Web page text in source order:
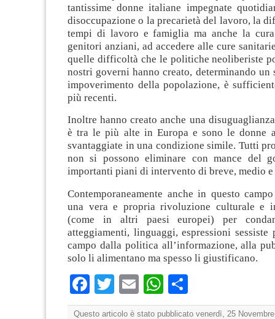
tantissime donne italiane impegnate
disoccupazione o la precarietà del lavoro, la
tempi di lavoro e famiglia ma anche la
genitori anziani, ad accedere alle cure
quelle difficoltà che le politiche neoliberiste
nostri governi hanno creato, determinando un
impoverimento della popolazione, è
più recenti.
Inoltre hanno creato anche una
è tra le più alte in Europa e sono le donne
svantaggiate in una condizione simile. Tutti
non si possono eliminare con mance del
importanti piani di intervento di breve, medio
Contemporaneamente anche in questo
una vera e propria rivoluzione culturale e
(come in altri paesi europei) per
atteggiamenti, linguaggi, espressioni
campo dalla politica all’informazione, alla
solo li alimentano ma spesso li giustificano.
Facebook
TwitterEmailWhatsApp
Questo articolo è stato pubblicato venerdì, 25